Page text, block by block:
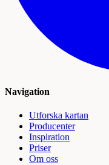
Navigation
Utforska kartan
Producenter
Inspiration
Priser
Om oss